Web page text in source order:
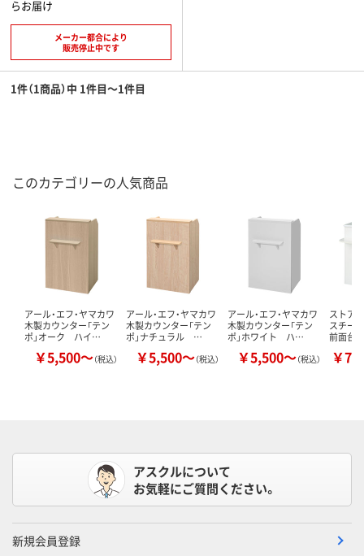
らお届け
メーカー都合により
販売停止中です
1件（1商品）中 1件目～1件目
このカテゴリーの人気商品
アール・エフ・ヤマカワ
木製カウンター「テン
ポ」オーク ハイ…
￥5,500～（税込）
アール・エフ・ヤマカワ
木製カウンター「テン
ポ」ナチュラル …
￥5,500～（税込）
アール・エフ・ヤマカワ
木製カウンター「テン
ポ」ホワイト ハ…
￥5,500～（税込）
ストア
スチー
前面台
￥
アスクルについて
お気軽にご質問ください。
新規会員登録